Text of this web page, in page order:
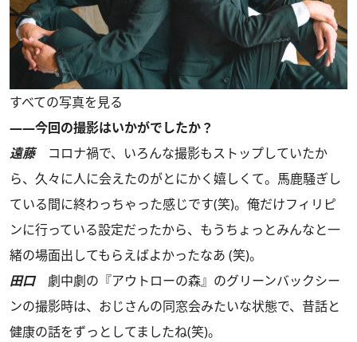
すべての写真を見る
――今回の撮影はいかがでしたか？
遠藤コロナ禍で、いろんな撮影もストップしていたか
ら、久々に人に会えたのがとにかく嬉しくて。馬鹿騒ぎし
ている間に終わっちゃった感じです(笑)。俺だけフィリピ
ンに行っている設定だったから、もうちょっとみんなと一
緒の場面出してもらえばよかったなあ (笑)。
田口劇中劇の『アウトローの森』のグリーンバックシー
ンの撮影時は、おじさんの同窓会みたいな状態で、昔話と
健康の話をずっとしてましたね(笑)。